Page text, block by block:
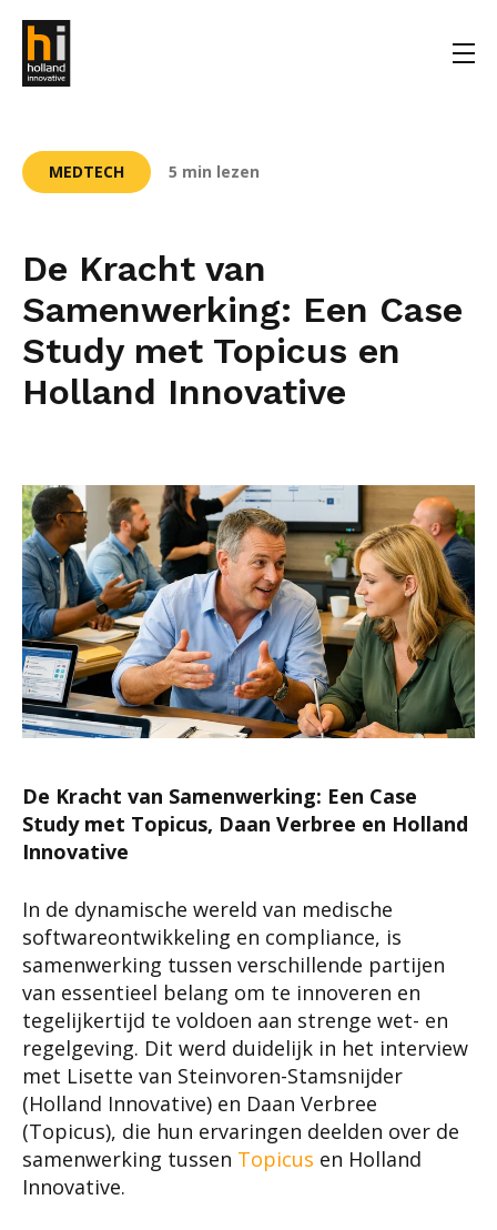
MEDTECH 5 min lezen
De Kracht van
Samenwerking: Een Case
Study met Topicus en
Holland Innovative
De Kracht van Samenwerking: Een Case
Study met Topicus, Daan Verbree en Holland
Innovative
In de dynamische wereld van medische
softwareontwikkeling en compliance, is
samenwerking tussen verschillende partijen
van essentieel belang om te innoveren en
tegelijkertijd te voldoen aan strenge wet- en
regelgeving. Dit werd duidelijk in het interview
met Lisette van Steinvoren-Stamsnijder
(Holland Innovative) en Daan Verbree
(Topicus), die hun ervaringen deelden over de
samenwerking tussen Topicus en Holland
Innovative.